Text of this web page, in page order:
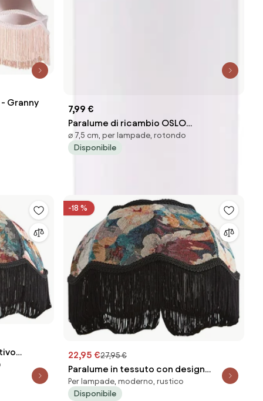
Granny
7,99 €
Paralume di ricambio OSLO
bianco/antracite
⌀ 7,5 cm, per lampade, rotondo
Disponibile
21,5 -
-18 %
22,95 €27,95 €
Paralume in tessuto con design
floreale e interno bianco 31.5/15/14 -
Heritage
Per lampade, moderno, rustico
Disponibile